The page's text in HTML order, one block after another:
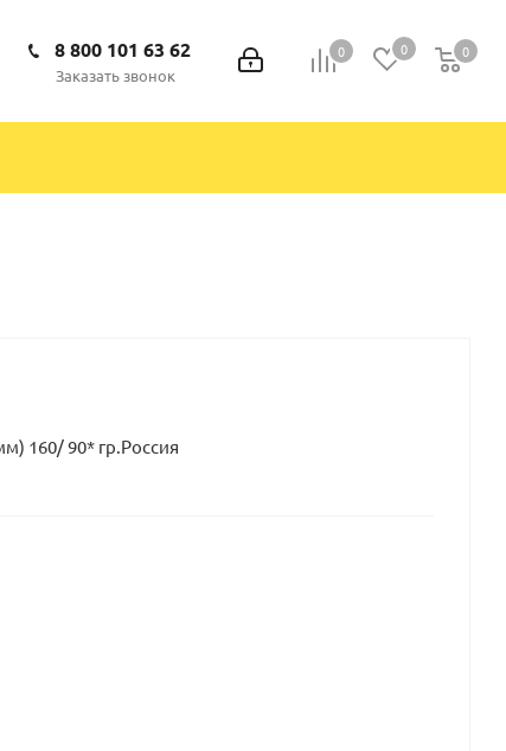
0 0 0
0
8 800 101 63 62
Заказать звонок
160/ 90* гр.Россия